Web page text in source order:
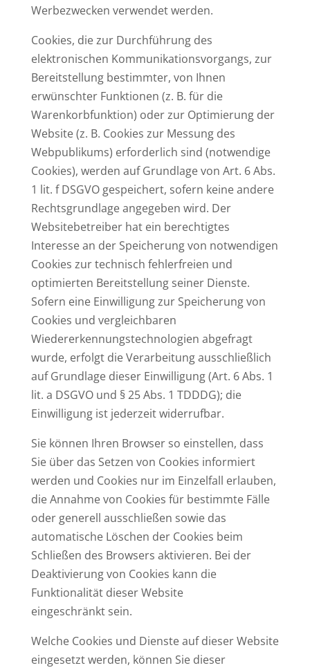
Werbezwecken verwendet werden.
Cookies, die zur Durchführung des
elektronischen Kommunikationsvorgangs, zur
Bereitstellung bestimmter, von Ihnen
erwünschter Funktionen (z. B. für die
Warenkorbfunktion) oder zur Optimierung der
Website (z. B. Cookies zur Messung des
Webpublikums) erforderlich sind (notwendige
Cookies), werden auf Grundlage von Art. 6 Abs.
1 lit. f DSGVO gespeichert, sofern keine andere
Rechtsgrundlage angegeben wird. Der
Websitebetreiber hat ein berechtigtes
Interesse an der Speicherung von notwendigen
Cookies zur technisch fehlerfreien und
optimierten Bereitstellung seiner Dienste.
Sofern eine Einwilligung zur Speicherung von
Cookies und vergleichbaren
Wiedererkennungstechnologien abgefragt
wurde, erfolgt die Verarbeitung ausschließlich
auf Grundlage dieser Einwilligung (Art. 6 Abs. 1
lit. a DSGVO und § 25 Abs. 1 TDDDG); die
Einwilligung ist jederzeit widerrufbar.
Sie können Ihren Browser so einstellen, dass
Sie über das Setzen von Cookies informiert
werden und Cookies nur im Einzelfall erlauben,
die Annahme von Cookies für bestimmte Fälle
oder generell ausschließen sowie das
automatische Löschen der Cookies beim
Schließen des Browsers aktivieren. Bei der
Deaktivierung von Cookies kann die
Funktionalität dieser Website
eingeschränkt sein.
Welche Cookies und Dienste auf dieser Website
eingesetzt werden, können Sie dieser